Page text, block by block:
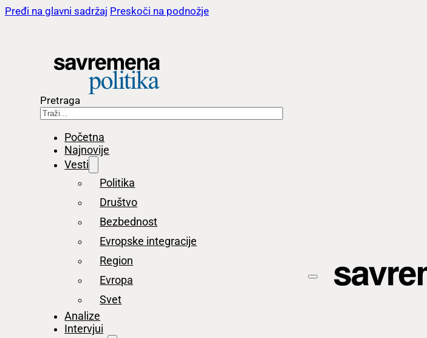
Pređi na glavni sadržaj Preskoči na podnožje
Pretraga
Početna
Najnovije
Vesti
Politika
Društvo
Bezbednost
Evropske integracije
Region
Evropa
Svet
Analize
Intervjui